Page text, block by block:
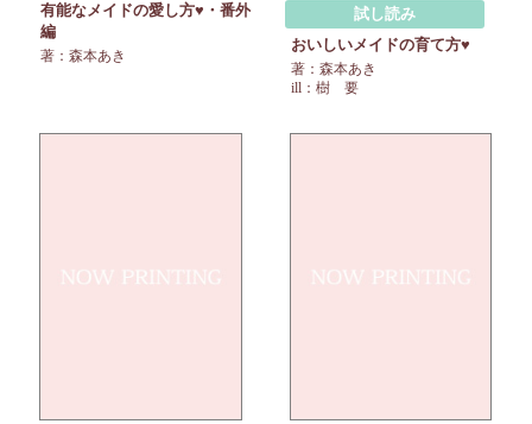
有能なメイドの愛し方♥・番外
編
著：森本あき
試し読み
おいしいメイドの育て方♥
著：森本あき
ill：樹 要